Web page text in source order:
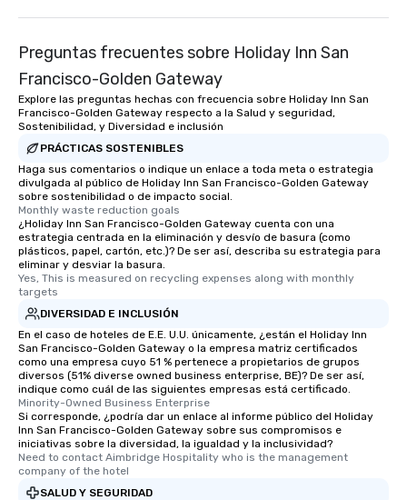
Preguntas frecuentes sobre Holiday Inn San
Francisco-Golden Gateway
Explore las preguntas hechas con frecuencia sobre Holiday Inn San
Francisco-Golden Gateway respecto a la Salud y seguridad,
Sostenibilidad, y Diversidad e inclusión
PRÁCTICAS SOSTENIBLES
Haga sus comentarios o indique un enlace a toda meta o estrategia
divulgada al público de Holiday Inn San Francisco-Golden Gateway
sobre sostenibilidad o de impacto social.
Monthly waste reduction goals
¿Holiday Inn San Francisco-Golden Gateway cuenta con una
estrategia centrada en la eliminación y desvío de basura (como
plásticos, papel, cartón, etc.)? De ser así, describa su estrategia para
eliminar y desviar la basura.
Yes, This is measured on recycling expenses along with monthly
targets
DIVERSIDAD E INCLUSIÓN
En el caso de hoteles de E.E. U.U. únicamente, ¿están el Holiday Inn
San Francisco-Golden Gateway o la empresa matriz certificados
como una empresa cuyo 51 % pertenece a propietarios de grupos
diversos (51% diverse owned business enterprise, BE)? De ser así,
indique como cuál de las siguientes empresas está certificado.
Minority-Owned Business Enterprise
Si corresponde, ¿podría dar un enlace al informe público del Holiday
Inn San Francisco-Golden Gateway sobre sus compromisos e
iniciativas sobre la diversidad, la igualdad y la inclusividad?
Need to contact Aimbridge Hospitality who is the management
company of the hotel
SALUD Y SEGURIDAD